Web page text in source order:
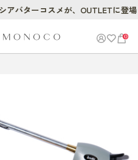
0
バターコスメが、OUTLETに登場！